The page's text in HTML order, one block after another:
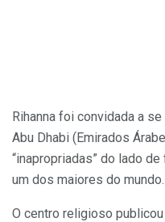
Rihanna foi convidada a
Abu Dhabi (Emirados
“inapropriadas” do lado
um dos maiores do mundo.
O centro religioso